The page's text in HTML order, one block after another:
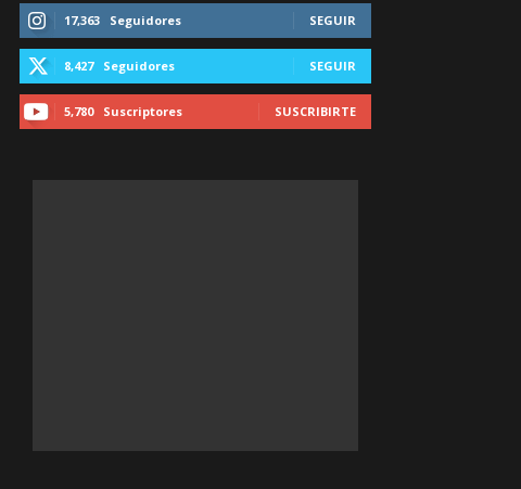
17,363 Seguidores SEGUIR
8,427 Seguidores SEGUIR
5,780 Suscriptores SUSCRIBIRTE